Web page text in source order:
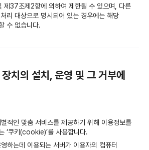
제37조제2항에 의하여 제한될 수 있으며, 다른
리 대상으로 명시되어 있는 경우에는 해당
수 없습니다.
치의 설치, 운영 및 그 거부에
적인 맞춤 서비스를 제공하기 위해 이용정보를
‘쿠키(cookie)’를 사용합니다.
하는데 이용되는 서버가 이용자의 컴퓨터